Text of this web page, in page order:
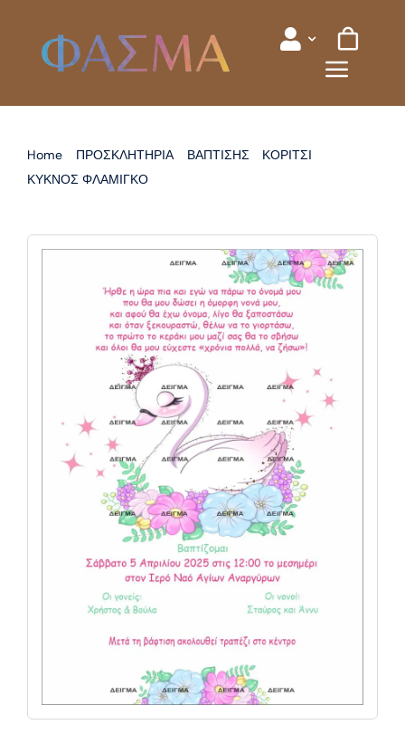
content
Home ΠΡΟΣΚΛΗΤΗΡΙΑ ΒΑΠΤΙΣΗΣ
ΚΟΡΙΤΣΙ
ΚΥΚΝΟΣ ΦΛΑΜΙΓΚΟ